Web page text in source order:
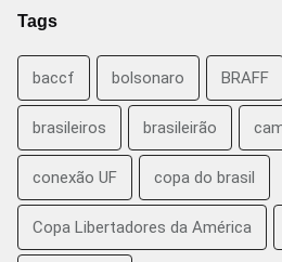
Tags
baccf bolsonaro BRAFF
brasileiros brasileirão
conexão UF copa do brasil
Copa Libertadores da América